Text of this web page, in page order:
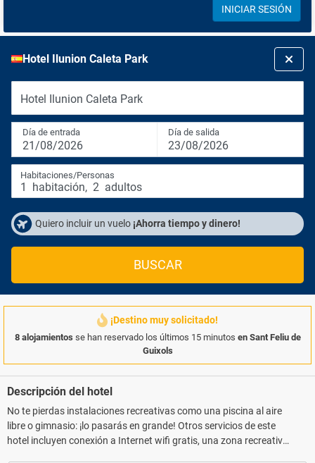
INICIAR SESIÓN
Hotel Ilunion Caleta Park
Hotel Ilunion Caleta Park
Día de entrada
21/08/2026
Día de salida
23/08/2026
Habitaciones/Personas
1 habitación, 2 adultos
Quiero incluir un vuelo ¡Ahorra tiempo y dinero!
BUSCAR
¡Destino muy solicitado!
8 alojamientos se han reservado los últimos 15 minutos en Sant Feliu de
Guixols
Descripción del hotel
No te pierdas instalaciones recreativas como una piscina al aire
libre o gimnasio: ¡lo pasarás en grande! Otros servicios de este
hotel incluyen conexión a Internet wifi gratis, una zona recreativa